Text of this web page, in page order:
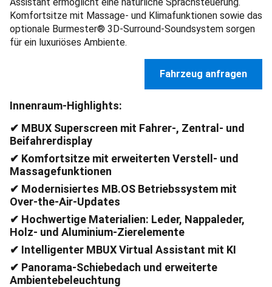
Betriebssystem gesteuert. Der lernfähige MBUX Virtual
Assistant ermöglicht eine natürliche Sprachsteuerung.
Komfortsitze mit Massage- und Klimafunktionen sowie das
Innenraum-Highlights:
✔ MBUX Superscreen mit Fahrer-, Zentral- und
Beifahrerdisplay
✔ Komfortsitze mit erweiterten Verstell- und
Massagefunktionen
✔ Modernisiertes MB.OS Betriebssystem mit
Over-the-Air-Updates
✔ Hochwertige Materialien: Leder, Nappaleder,
Holz- und Aluminium-Zierelemente
✔ Intelligenter MBUX Virtual Assistant mit KI